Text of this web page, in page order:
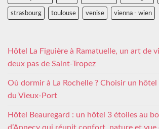
strasbourg toulouse venise vienna - wien
Hôtel La Figuière à Ramatuelle, un art de
deux pas de Saint-Tropez
Où dormir à La Rochelle ? Choisir un hôtel
du Vieux-Port
Hôtel Beauregard : un hôtel 3 étoiles au